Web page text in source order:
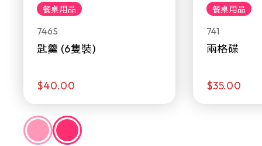
餐桌用品
746S
匙羹 (6隻裝)
$40.00
餐桌用品
741
兩格碟
$35.00